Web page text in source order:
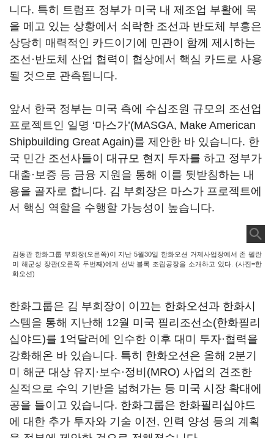
니다. 특히 트럼프 정부가 미국 내 제조업 부활에 목
을 메고 있는 상황에서 쇠락한 조선과 반도체 부흥은
상당히 매력적인 카드이기에 민관이 함께 제시하는
조선·반도체 산업 협력이 협상에서 핵심 카드로 사용
될 것으로 관측됩니다.
앞서 한국 정부는 미국 측에 수십조원 규모의 조선업
프로젝트인 일명 ‘마스가’(MASGA, Make American
Shipbuilding Great Again)를 제안한 바 있습니다. 한
국 민간 조선사들이 대규모 현지 투자를 하고 정부가
대출·보증 등 금융 지원을 통해 이를 뒷받침하는 내
용을 골자로 합니다. 김 부회장은 마스가 프로젝트에
서 핵심 역할을 수행할 가능성이 높습니다.
김동관 한화그룹 부회장(오른쪽)이 지난 5월30일 한화오션 거제사업장에서 존 펠란
미 해군성 장관(오른쪽 두번째)에게 선박 블록 조립공장을 소개하고 있다. (사진=한
화오션)
한화그룹은 김 부회장이 이끄는 한화오션과 한화시
스템을 통해 지난해 12월 미국 필리조선소(한화필리
십야드)를 1억달러에 인수한 이후 대미 투자·협력을
강화해온 바 있습니다. 특히 한화오션은 올해 2분기
미 해군 대상 유지·보수·정비 (MRO) 사업의 견조한
실적으로 수익 기반을 넓혀가는 등 미국 시장 확대에
공을 들이고 있습니다. 한화그룹은 한화필리십야드
에 대한 추가 투자와 기술 이전, 인력 양성 등의 계획